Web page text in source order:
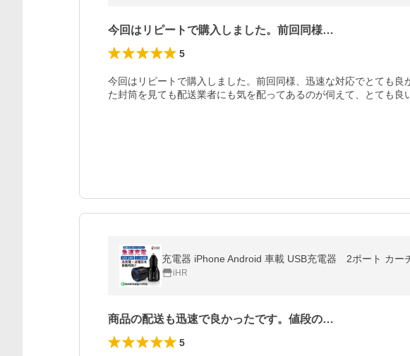
今回はリピートで購入しました。前回同様…
5
今回はリピートで購入しました。前回同様、迅速な対応でとても
た封筒を見ても配送業者にも気を配ってあるのが伺えて、とても良
充電器 iPhone Android 車載 USB充電器 2ポート カー
iHR
商品の配送も迅速で良かったです。値段の…
5